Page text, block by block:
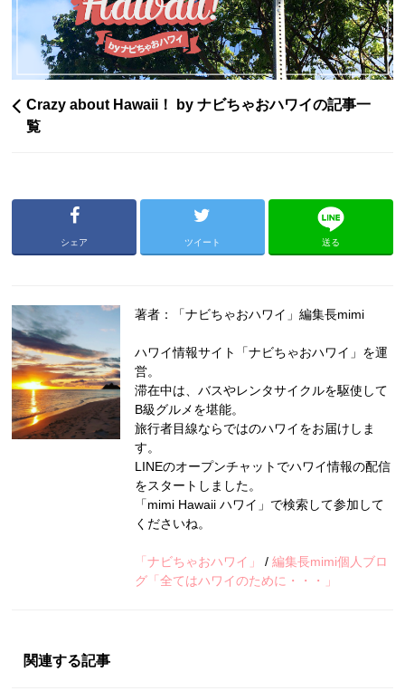
Crazy about Hawaii！ by ナビちゃおハワイの記事一
覧
シェア ツイート 送る
著者：「ナビちゃおハワイ」編集長mimi
ハワイ情報サイト「ナビちゃおハワイ」を運
営。
滞在中は、バスやレンタサイクルを駆使して
B級グルメを堪能。
旅行者目線ならではのハワイをお届けしま
す。
LINEのオープンチャットでハワイ情報の配信
をスタートしました。
「mimi Hawaii ハワイ」で検索して参加して
くださいね。
「ナビちゃおハワイ」 /編集長mimi個人ブロ
グ「全てはハワイのために・・・」
関連する記事